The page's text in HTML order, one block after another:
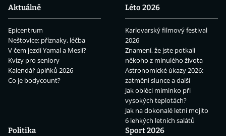
Aktuálně
Epicentrum
Neštovice: příznaky, léčba
V čem jezdí Yamal a Mesii?
Kvízy pro seniory
Kalendář úplňků 2026
Co je bodycount?
Léto 2026
Karlovarský filmový festival
2026
Znamení, že jste potkali
někoho z minulého života
Astronomické úkazy 2026:
zatmění slunce a další
Jak obléci miminko při
vysokých teplotách?
Jak na dokonalé letní mojito
6 lehkých letních salátů
Politika
Sport 2026